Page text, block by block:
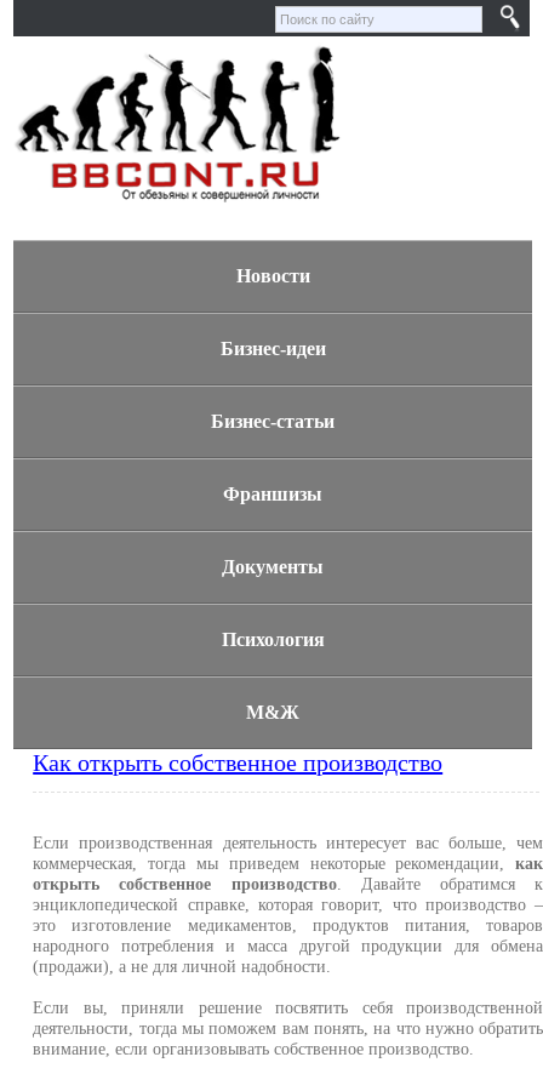
Новости
Бизнес-идеи
Бизнес-статьи
Франшизы
Документы
Психология
М&Ж
Как открыть собственное производство
Если производственная деятельность интересует вас больше, чем
коммерческая, тогда мы приведем некоторые рекомендации,как
открыть собственное производство. Давайте обратимся к
энциклопедической справке, которая говорит, что производство –
это изготовление медикаментов, продуктов питания, товаров
народного потребления и масса другой продукции для обмена
(продажи), а не для личной надобности.
Если вы, приняли решение посвятить себя производственной
деятельности, тогда мы поможем вам понять, на что нужно обратить
внимание, если организовывать собственное производство.